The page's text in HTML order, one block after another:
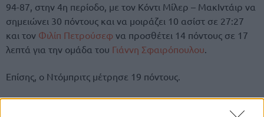
94-87, στην 4η περίοδο, με τον Κόντι Μίλερ – ΜακΙντάιρ να
σημειώνει 30 πόντους και να μοιράζει 10 ασίστ σε 27:27
και τον Φιλίπ Πετρούσεφ να προσθέτει 14 πόντους σε 17
λεπτά για την ομάδα του Γιάννη Σφαιρόπουλου.
Επίσης, ο Ντόμπριτς μέτρησε 19 πόντους.